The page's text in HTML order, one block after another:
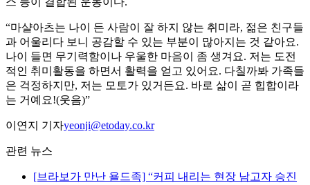
“마샬아츠는 나이 든 사람이 잘 하지 않는 취미라, 젊은 친구들
과 어울리다 보니 공감할 수 있는 부분이 많아지는 것 같아요.
나이 들면 무기력함이나 우울한 마음이 좀 생겨요. 저는 도전
적인 취미활동을 하면서 활력을 얻고 있어요. 다칠까봐 가족들
은 걱정하지만, 저는 모토가 있거든요. 바로 삶이 곧 힙합이라
는 거예요!(웃음)”
이연지 기자yeonji@etoday.co.kr
관련 뉴스
[브라보가 만난 욜드족] “커피 내리는 현장 남고자 승진